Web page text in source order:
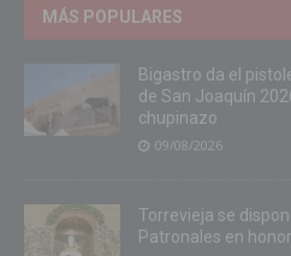
MÁS POPULARES
Bigastro da el
de San Joaquín
chupinazo
09/08/2026
Torrevieja se
Patronales en